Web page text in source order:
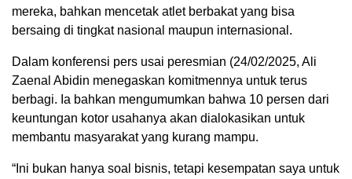
mereka, bahkan mencetak atlet berbakat yang bisa
bersaing di tingkat nasional maupun internasional.
Dalam konferensi pers usai peresmian (24/02/2025, Ali
Zaenal Abidin menegaskan komitmennya untuk terus
berbagi. Ia bahkan mengumumkan bahwa 10 persen dari
keuntungan kotor usahanya akan dialokasikan untuk
membantu masyarakat yang kurang mampu.
“Ini bukan hanya soal bisnis, tetapi kesempatan saya untuk